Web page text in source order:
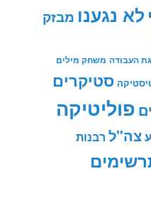
לא נגענו מבזק
העבודה משחק מילים
סטיקרים
פוליטיקה
צה"ל רבנות